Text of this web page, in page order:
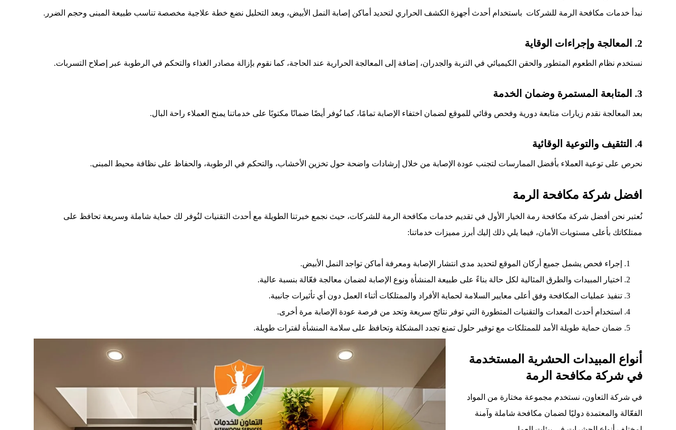
نبدأ خدمات مكافحة الرمة للشركات باستخدام أحدث أجهزة الكشف الحراري لتحديد أماكن إصابة النمل الأبيض، وبعد التحليل نضع خطة علاجية مخصصة تناسب طبيعة المبنى وحجم الضرر.
2. المعالجة وإجراءات الوقاية
نستخدم نظام الطعوم المتطور والحقن الكيميائي في التربة والجدران، إضافة إلى المعالجة الحرارية عند الحاجة، كما نقوم بإزالة مصادر الغذاء والتحكم في الرطوبة عبر إصلاح التسربات.
3. المتابعة المستمرة وضمان الخدمة
بعد المعالجة نقدم زيارات متابعة دورية وفحص وقائي للموقع لضمان اختفاء الإصابة تمامًا، كما نُوفر أيضًا ضمانًا مكتوبًا على خدماتنا يمنح العملاء راحة البال.
4. التثقيف والتوعية الوقائية
نحرص على توعية العملاء بأفضل الممارسات لتجنب عودة الإصابة من خلال إرشادات واضحة حول تخزين الأخشاب، والتحكم في الرطوبة، والحفاظ على نظافة محيط المبنى.
افضل شركة مكافحة الرمة
نُعتبر نحن أفضل شركة مكافحة رمة الخيار الأول في تقديم خدمات مكافحة الرمة للشركات، حيث نجمع خبرتنا الطويلة مع أحدث التقنيات لنُوفر لك حماية شاملة وسريعة تحافظ على
ممتلكاتك بأعلى مستويات الأمان، فيما يلي ذلك إليك أبرز مميزات خدماتنا:
إجراء فحص يشمل جميع أركان الموقع لتحديد مدى انتشار الإصابة ومعرفة أماكن تواجد النمل الأبيض.
اختيار المبيدات والطرق المثالية لكل حالة بناءً على طبيعة المنشأة ونوع الإصابة لضمان معالجة فعّالة بنسبة عالية.
تنفيذ عمليات المكافحة وفق أعلى معايير السلامة لحماية الأفراد والممتلكات أثناء العمل دون أي تأثيرات جانبية.
استخدام أحدث المعدات والتقنيات المتطورة التي توفر نتائج سريعة وتحد من فرصة عودة الإصابة مرة أخرى.
ضمان حماية طويلة الأمد للممتلكات مع توفير حلول تمنع تجدد المشكلة وتحافظ على سلامة المنشأة لفترات طويلة.
أنواع المبيدات الحشرية المستخدمة
في شركة مكافحة الرمة
في شركة التعاون، نستخدم مجموعة مختارة من المواد
الفعّالة والمعتمدة دوليًا لضمان مكافحة شاملة وآمنة